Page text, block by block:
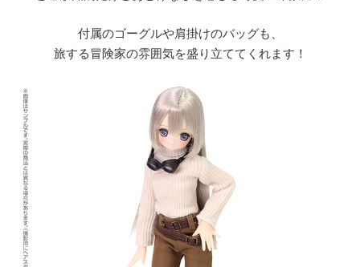
付属のゴーグルや肩掛けのバッグも、
旅する冒険家の雰囲気を盛り立ててくれます！